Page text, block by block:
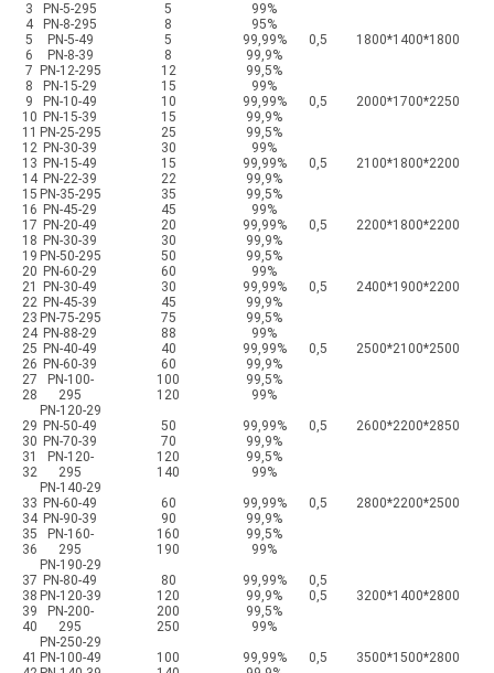
3
4
PN-5-295
PN-8-295
5
8
99%
95%
5
6
7
8
PN-5-49
PN-8-39
PN-12-295
PN-15-29
5
8
12
15
99,99%
99,9%
99,5%
99%
0,5 1800*1400*1800
9
10
11
12
PN-10-49
PN-15-39
PN-25-295
PN-30-39
10
15
25
30
99,99%
99,9%
99,5%
99%
0,5 2000*1700*2250
13
14
15
16
PN-15-49
PN-22-39
PN-35-295
PN-45-29
15
22
35
45
99,99%
99,9%
99,5%
99%
0,5 2100*1800*2200
17
18
19
20
PN-20-49
PN-30-39
PN-50-295
PN-60-29
20
30
50
60
99,99%
99,9%
99,5%
99%
0,5 2200*1800*2200
21
22
23
24
PN-30-49
PN-45-39
PN-75-295
PN-88-29
30
45
75
88
99,99%
99,9%
99,5%
99%
0,5 2400*1900*2200
25
26
27
28
PN-40-49
PN-60-39
PN-100-
295
PN-120-29
40
60
100
120
99,99%
99,9%
99,5%
99%
0,5 2500*2100*2500
29
30
31
32
PN-50-49
PN-70-39
PN-120-
295
PN-140-29
50
70
120
140
99,99%
99,9%
99,5%
99%
0,5 2600*2200*2850
33
34
35
36
PN-60-49
PN-90-39
PN-160-
295
PN-190-29
60
90
160
190
99,99%
99,9%
99,5%
99%
0,5 2800*2200*2500
37 PN-80-49 80 99,99%
0,5
38
39
40
PN-120-39
PN-200-
295
PN-250-29
120
200
250
99,9%
99,5%
99%
0,5 3200*1400*2800
41 PN-100-49
100
99,99%
0,5 3500*1500*2800